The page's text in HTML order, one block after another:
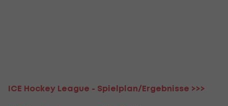
ICE Hockey League - Spielplan/Ergebnisse >>>